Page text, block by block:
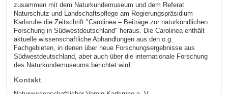
zusammen mit dem Naturkundemuseum und dem Referat
Naturschutz und Landschaftspflege am Regierungspräsidium
Karlsruhe die Zeitschrift "Carolinea – Beiträge zur naturkundlichen
Forschung in Südwestdeutschland" heraus. Die Carolinea enthält
aktuelle wissenschaftliche Abhandlungen aus den o.g.
Fachgebieten, in denen über neue Forschungsergebnisse aus
Südwestdeutschland, aber auch über die internationale Forschung
des Naturkundemuseums berichtet wird.
Kontakt